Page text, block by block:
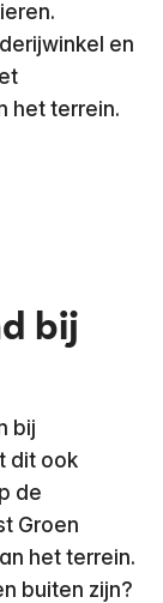
en
het terrein.
bij
bij
dit ook
de
Groen
het terrein.
buiten zijn?